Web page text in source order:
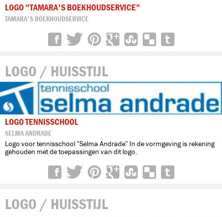
LOGO "TAMARA'S BOEKHOUDSERVICE"
TAMARA'S BOEKHOUDSERVICE
LOGO / HUISSTIJL
LOGO TENNISSCHOOL
SELMA ANDRADE
Logo voor tennisschool "Selma Andrade" In de vormgeving is rekening
gehouden met de toepassingen van dit logo.
LOGO / HUISSTIJL